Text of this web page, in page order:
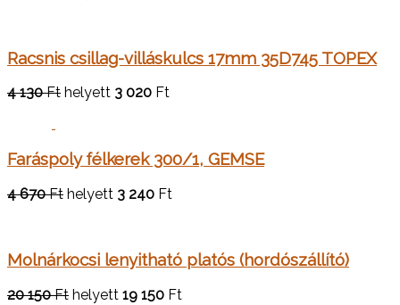
Racsnis csillag-villáskulcs 17mm 35D745 TOPEX
4 130 Ft helyett 3 020 Ft
Faráspoly félkerek 300/1, GEMSE
4 670 Ft helyett 3 240 Ft
Molnárkocsi lenyitható platós (hordószállító)
20 150 Ft helyett 19 150 Ft